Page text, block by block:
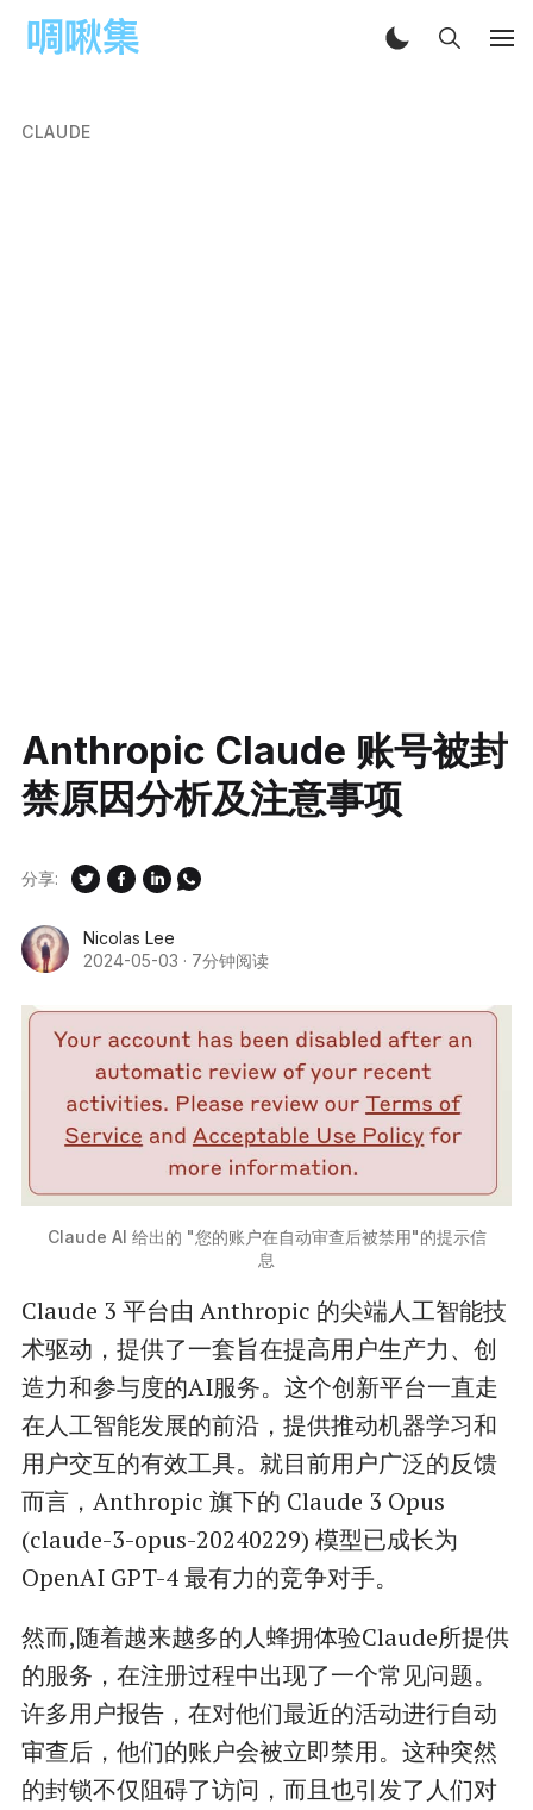
CLAUDE
Anthropic Claude 账号被封
禁原因分析及注意事项
Nicolas Lee
2024-05-03 · 7分钟阅读
分享:
Claude AI 给出的 "您的账户在自动审查后被禁用"的提示信
息
Claude 3 平台由 Anthropic 的尖端人工智能技
术驱动，提供了一套旨在提高用户生产力、创
造力和参与度的AI服务。这个创新平台一直走
在人工智能发展的前沿，提供推动机器学习和
用户交互的有效工具。就目前用户广泛的反馈
而言，Anthropic 旗下的 Claude 3 Opus
(claude-3-opus-20240229) 模型已成长为
OpenAI GPT-4 最有力的竞争对手。
然而,随着越来越多的人蜂拥体验Claude所提供
的服务，在注册过程中出现了一个常见问题。
许多用户报告，在对他们最近的活动进行自动
审查后，他们的账户会被立即禁用。这种突然
的封锁不仅阻碍了访问，而且也引发了人们对